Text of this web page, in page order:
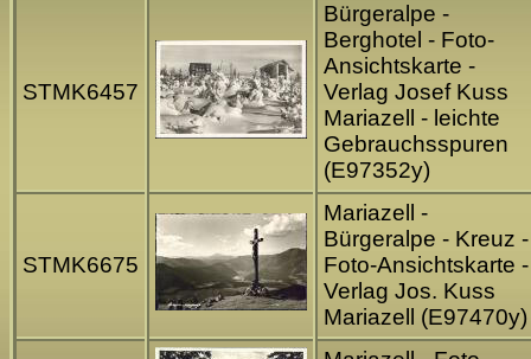
STMK6457
Bürgeralpe -
Berghotel - Foto-
Ansichtskarte -
Verlag Josef Kuss
Mariazell - leichte
Gebrauchsspuren
(E97352y)
STMK6675
Mariazell -
Bürgeralpe - Kreuz -
Foto-Ansichtskarte -
Verlag Jos. Kuss
Mariazell (E97470y)